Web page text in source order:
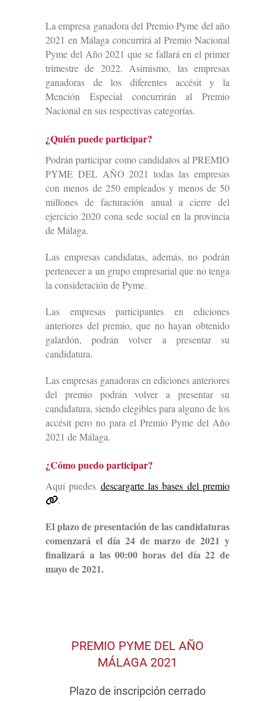
La empresa ganadora del Premio Pyme del año
2021 en Málaga concurrirá al Premio Nacional
Pyme del Año 2021 que se fallará en el primer
trimestre de 2022. Asimismo, las empresas
ganadoras de los diferentes accésit y la
Mención Especial concurrirán al Premio
Nacional en sus respectivas categorías.
¿Quién puede participar?
Podrán participar como candidatos al PREMIO
PYME DEL AÑO 2021 todas las empresas
con menos de 250 empleados y menos de 50
millones de facturación anual a cierre del
ejercicio 2020 cona sede social en la provincia
de Málaga.
Las empresas candidatas, además, no podrán
pertenecer a un grupo empresarial que no tenga
la consideración de Pyme.
Las empresas participantes en ediciones
anteriores del premio, que no hayan obtenido
galardón, podrán volver a presentar su
candidatura.
Las empresas ganadoras en ediciones anteriores
del premio podrán volver a presentar su
candidatura, siendo elegibles para alguno de los
accésit pero no para el Premio Pyme del Año
2021 de Málaga.
¿Cómo puedo participar?
Aquí puedes descargarte las bases del premio
.
El plazo de presentación de las candidaturas
comenzará el día 24 de marzo de 2021 y
finalizará a las 00:00 horas del día 22 de
mayo de 2021.
PREMIO PYME DEL AÑO
MÁLAGA 2021
Plazo de inscripción cerrado